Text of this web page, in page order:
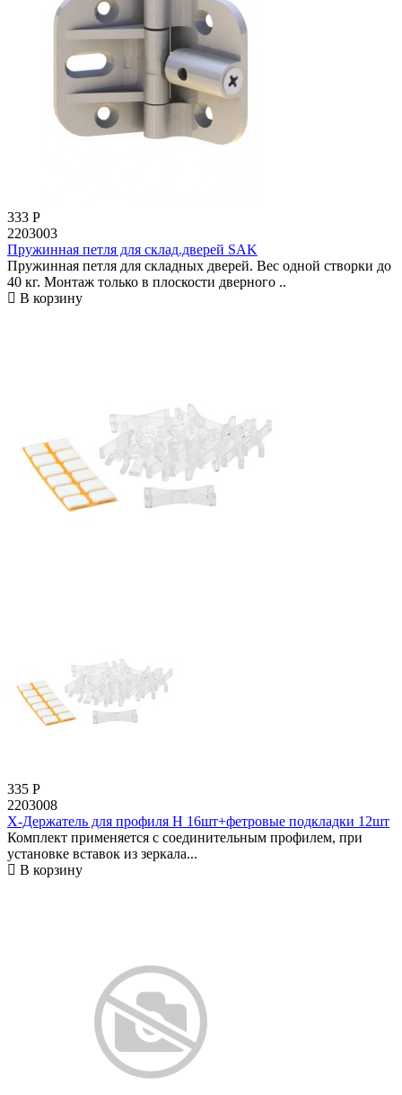
333 Р
2203003
Пружинная петля для склад.дверей SAK
Пружинная петля для складных дверей. Вес одной створки до
40 кг. Монтаж только в плоскости дверного ..
В корзину
335 Р
2203008
Х-Держатель для профиля Н 16шт+фетровые подкладки 12шт
Комплект применяется с соединительным профилем, при
установке вставок из зеркала...
В корзину